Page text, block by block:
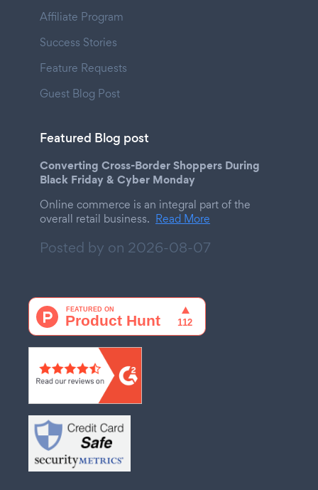
Affiliate Program
Success Stories
Feature Requests
Guest Blog Post
Featured Blog post
Converting Cross-Border Shoppers During
Black Friday & Cyber Monday
Online commerce is an integral part of the
overall retail business. Read More
Posted by on 2026-08-07